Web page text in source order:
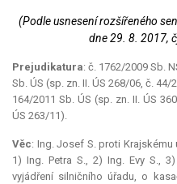
(Podle usnesení rozšířeného
dne 29. 8. 2017,
Prejudikatura: č. 1762/2009 Sb.
Sb. ÚS (sp. zn. II. ÚS 268/06, č. 44/
164/2011 Sb. ÚS (sp. zn. II. ÚS
ÚS 263/11).
Věc: Ing. Josef S. proti
1) Ing. Petra S., 2) Ing. Evy S.,
vyjádření silničního úřadu, o